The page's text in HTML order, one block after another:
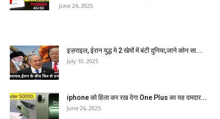
June 26, 2025
इज़राइल, ईरान युद्ध मे 2 खेमों में बंटी दुनिया,जाने कोन सा...
July 10, 2025
iphone को हिला कर रख देगा One Plus का यह दमदार...
June 26, 2025